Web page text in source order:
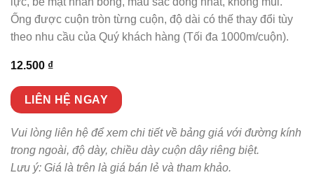
Ống được cuộn tròn từng cuộn, độ dài có thế thay đổi tùy
theo nhu cầu của Quý khách hàng (Tối đa 1000m/cuộn).
12.500 ₫
LIÊN HỆ NGAY
Vui lòng liên hệ để xem chi tiết về bảng giá với đường kính
trong ngoài, độ dày, chiều dày cuộn dây riêng biệt.
Lưu ý: Giá là trên là giá bán lẻ và tham khảo.